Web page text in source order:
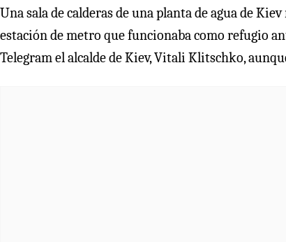
Una sala de calderas de una planta de agua de
estación de metro que funcionaba como refugio
Telegram el alcalde de Kiev, Vitali Klitschko,